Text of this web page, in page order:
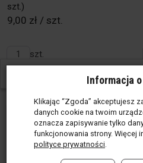
szt.)
9,00 zł / szt.
szt.
W ostatnich 30 dniach produktem
Informacja
Klikając “Zgoda” akceptujesz
danych cookie na twoim
oznacza zapisywanie tylko
funkcjonowania strony. Więcej
polityce prywatności.